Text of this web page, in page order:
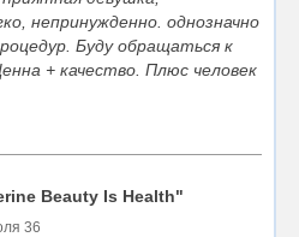
непринужденно. однозначно
Буду обращаться к
+ качество. Плюс человек
Beauty Is Health"
36